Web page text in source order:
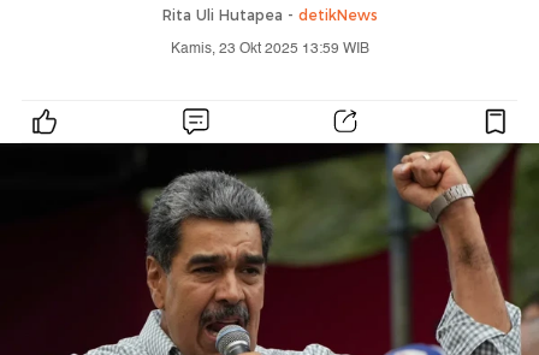
Rita Uli Hutapea - detikNews
Kamis, 23 Okt 2025 13:59 WIB